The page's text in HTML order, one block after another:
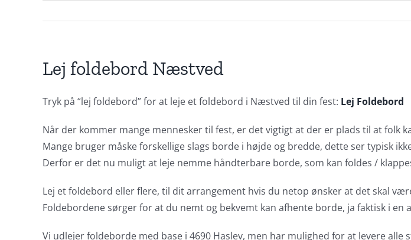
Lej foldebord Næstved
Tryk på “lej foldebord” for at leje et foldebord i Næstved til din fest: Lej Foldebord
Når der kommer mange mennesker til fest, er det vigtigt at der er plads til at folk
Mange bruger måske forskellige slags borde i højde og bredde, dette ser typisk
Derfor er det nu muligt at leje nemme håndterbare borde, som kan foldes /
Lej et foldebord eller flere, til dit arrangement hvis du netop ønsker at det skal
Foldebordene sørger for at du nemt og bekvemt kan afhente borde, ja faktisk i
Vi udlejer foldeborde med base i 4690 Haslev, men har mulighed for at levere